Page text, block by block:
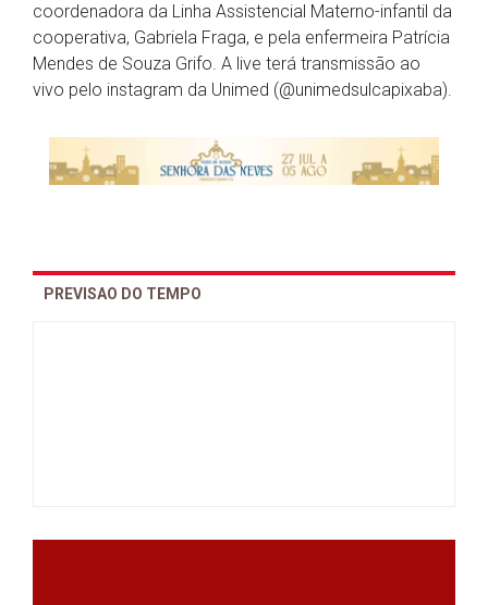
coordenadora da Linha Assistencial Materno-infantil da
cooperativa, Gabriela Fraga, e pela enfermeira Patrícia
Mendes de Souza Grifo. A live terá transmissão ao
vivo pelo instagram da Unimed (@unimedsulcapixaba).
PREVISAO DO TEMPO